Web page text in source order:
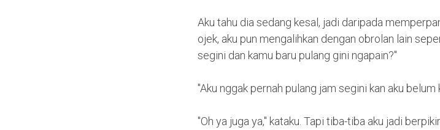
Aku tahu dia sedang kesal, jadi daripada
ojek, aku pun mengalihkan dengan obrolan lain
segini dan kamu baru pulang gini ngapain?"
"Aku nggak pernah pulang jam segini kan aku belum
"Oh ya juga ya," kataku. Tapi tiba-tiba aku jadi